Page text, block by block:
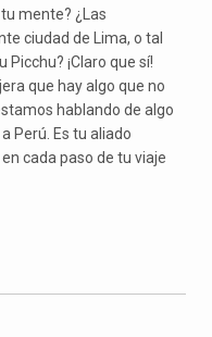
mente? ¿Las
ciudad de Lima, o tal
¡Claro que sí!
que hay algo que no
hablando de algo
Perú. Es tu aliado
cada paso de tu viaje